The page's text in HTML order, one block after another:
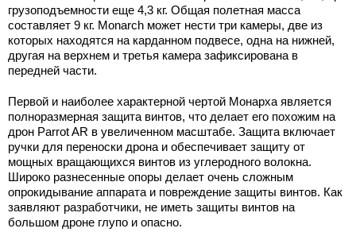
грузоподъемности еще 4,3 кг. Общая полетная масса
составляет 9 кг. Monarch может нести три камеры, две из
которых находятся на карданном подвесе, одна на нижней,
другая на верхнем и третья камера зафиксирована в
передней части.
Первой и наиболее характерной чертой Монарха является
полноразмерная защита винтов, что делает его похожим на
дрон Parrot AR в увеличенном масштабе. Защита включает
ручки для переноски дрона и обеспечивает защиту от
мощных вращающихся винтов из углеродного волокна.
Широко разнесенные опоры делает очень сложным
опрокидывание аппарата и повреждение защиты винтов. Как
заявляют разработчики, не иметь защиты винтов на
большом дроне глупо и опасно.